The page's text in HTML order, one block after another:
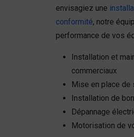
envisagiez une
conformité, notre
performance de vos
Installation et
commerciaux
Mise en place de
Installation de
Dépannage
Motorisation de